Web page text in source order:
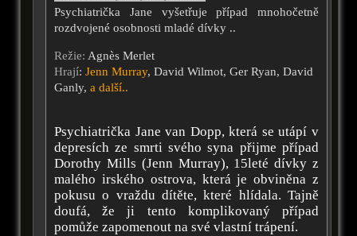
Psychiatrička Jane vyšetřuje případ mnohočetně
rozdvojené osobnosti mladé dívky ..
Režie: Agnès Merlet
Hrají: Jenn Murray, David Wilmot, Ger Ryan, David
Ganly, a další..
Psychiatrička Jane van Dopp, která se utápí v
depresích ze smrti svého syna přijme případ
Dorothy Mills (Jenn Murray), 15leté dívky z
malého irského ostrova, která je obviněna z
pokusu o vraždu dítěte, které hlídala. Tajně
doufá, že ji tento komplikovaný případ
pomůže zapomenout na své vlastní trápení.